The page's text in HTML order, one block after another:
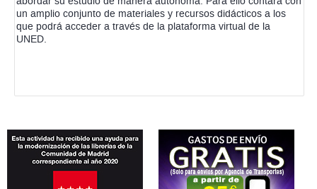
un amplio conjunto de materiales y recursos didácticos a los
que podrá acceder a través de la plataforma virtual de la
UNED.